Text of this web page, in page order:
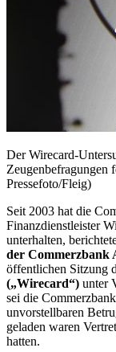
DerWirecard-
Zeugenbefragungen
Pressefoto/Fleig)
Seit 2003 hat die
Finanzdienstleister
unterhalten,
der Commerzbank
öffentlichen Sitzung
(„Wirecard“) unter
sei die
unvorstellbaren
geladen waren
hatten.